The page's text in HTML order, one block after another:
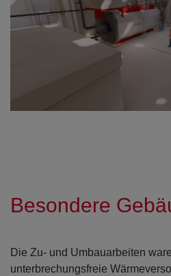
Besondere
Die Zu- und Umbauarbeiten
unterbrechungsfreie